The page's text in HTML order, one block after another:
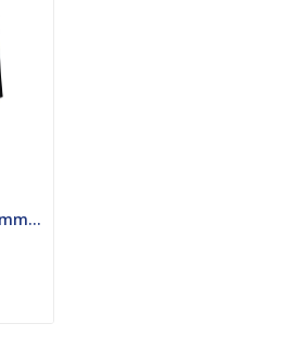
Blouse de travail homme col chemisier